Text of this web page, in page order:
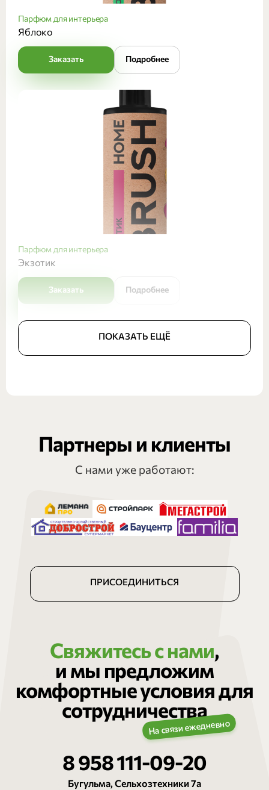
Парфюм для интерьера
Яблоко
Заказать Подробнее
Парфюм для интерьера
Экзотик
Заказать Подробнее
ПОКАЗАТЬ ЕЩЁ
Партнеры и клиенты
С нами уже работают:
ПРИСОЕДИНИТЬСЯ
Свяжитесь с нами,
и мы предложим
комфортные условия для
сотрудничества
8 958 111-09-20
Бугульма, Сельхозтехники 7а